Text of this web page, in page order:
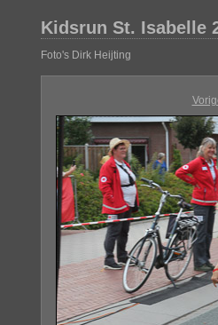
Kidsrun St. Isabelle
Foto's Dirk Heijting